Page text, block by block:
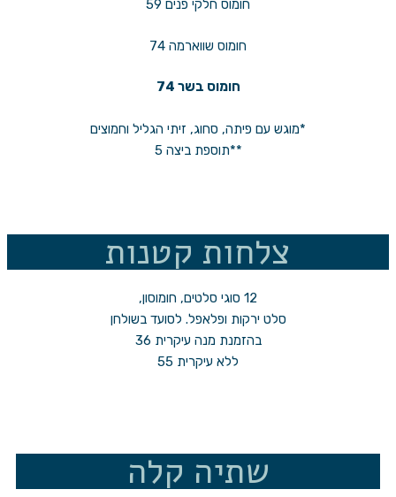
חומוס חלקי פנים 59
חומוס שווארמה 74
חומוס בשר 74
*מוגש עם פיתה, סחוג, זיתי הגליל וחמוצים
**תוספת ביצה 5
צלחות קטנות
12 סוגי סלטים, חומוסון,
סלט ירקות ופלאפל. לסועד בשולחן
בהזמנת מנה עיקרית 36
ללא עיקרית 55
שתיה קלה